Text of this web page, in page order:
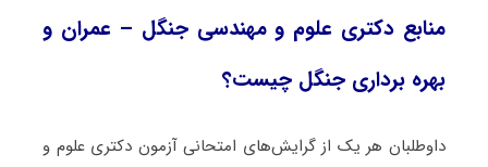
منابع دکتری علوم و مهندسی ﺟﻨﮕﻞ – ﻋﻤﺮان و
ﺑﻬﺮه ﺑﺮداری ﺟﻨﮕﻞ چیست؟
داوطلبان هر یک از گرایش‌های امتحانی آزمون دکتری علوم و